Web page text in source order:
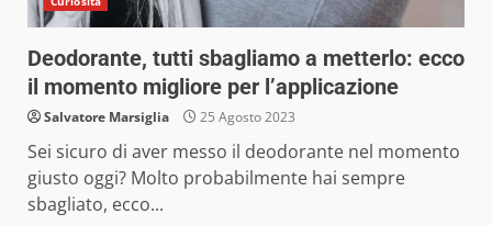
Deodorante, tutti sbagliamo a metterlo: ecco
il momento migliore per l’applicazione
Salvatore Marsiglia 25 Agosto 2023
Sei sicuro di aver messo il deodorante nel momento
giusto oggi? Molto probabilmente hai sempre
sbagliato, ecco...